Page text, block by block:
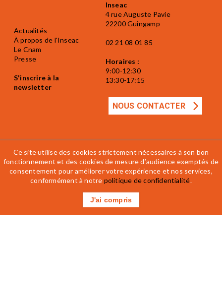
Actualités
À propos de l'Inseac
Le Cnam
Presse
S'inscrire à la
newsletter
Inseac
4 rue Auguste Pavie
22200 Guingamp
02 21 08 01 85
Horaires :
9:00-12:30
13:30-17:15
NOUS CONTACTER
Mentions légales Accessibilité
CGV
Règlement intérieur
Ce site utilise des cookies strictement nécessaires à son bon
fonctionnement et des cookies de mesure d’audience exemptés de
consentement pour améliorer votre expérience et nos services,
conformément à notre politique de confidentialité.
J'ai compris